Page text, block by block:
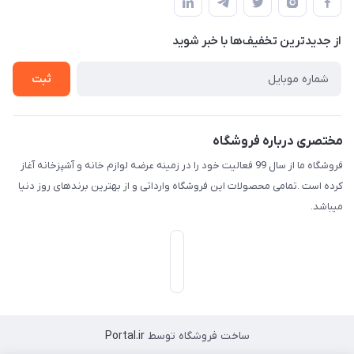
لیست محصولات
درباره ما
حریم خصوصی
راهنما
از جدید‌ترین تخفیف‌ها با‌ خبر شوید
ثبت
مختصری درباره فروشگاه
فروشگاه ما از سال 99 فعالیت خود را در زمینه عرضه لوازم خانه و آشپزخانه آغاز
کرده است .تمامی محصولات این فروشگاه وارداتی و از بهترین برندهای روز دنیا
میباشد.
ساخت فروشگاه توسطPortal.ir